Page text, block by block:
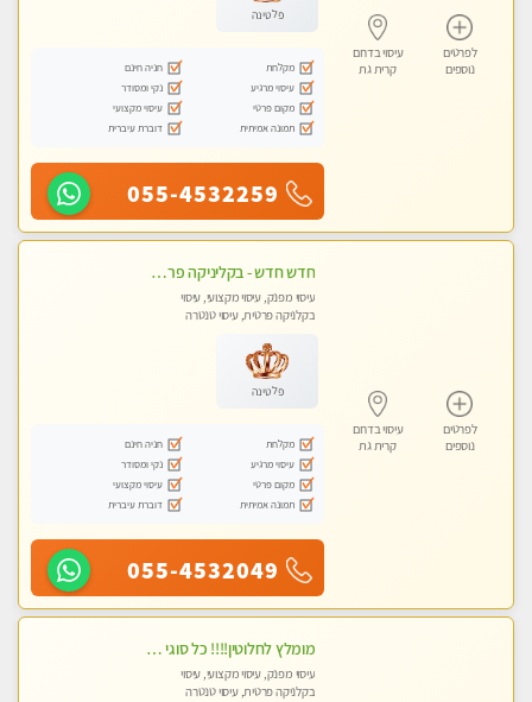
לפרטים
נוספים
עיסוי בדרום
קרית גת
פלטינה
מקלחת
חניה חינם
עיסוי מרגיע
נקי ומסודר
מקום פרטי
עיסוי מקצועי
תמונה אמיתית
דוברת עיברית
055-4532259
לפרטים
נוספים
עיסוי בדרום
קרית גת
חדש חדש - בקליניקה פרטית בקרית גת עיסוי לחידוש אנרגיות עיסוי חלומי מומלץ מאוד !
עיסוי מפנק, עיסוי מקצועי, עיסוי
בקלניקה פרטית, עיסוי טנטרה
פלטינה
מקלחת
חניה חינם
עיסוי מרגיע
נקי ומסודר
מקום פרטי
עיסוי מקצועי
תמונה אמיתית
דוברת עיברית
055-4532049
מומלץ לחלוטין!!!! כל סוגי העיסויים מעסה מקצועית ואיכותית פרטי!!!
עיסוי מפנק, עיסוי מקצועי, עיסוי
בקלניקה פרטית, עיסוי טנטרה